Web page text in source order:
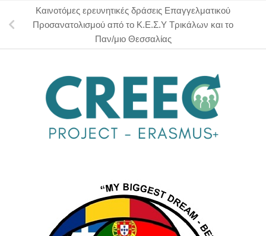
Καινοτόμες ερευνητικές δράσεις Επαγγελματικού
Προσανατολισμού από το Κ.Ε.Σ.Υ Τρικάλων και το
Παν/μιο Θεσσαλίας